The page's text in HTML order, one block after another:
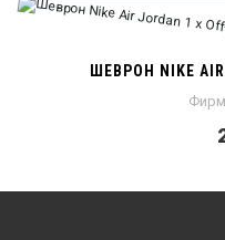
ШЕВРОН NIKE AIR